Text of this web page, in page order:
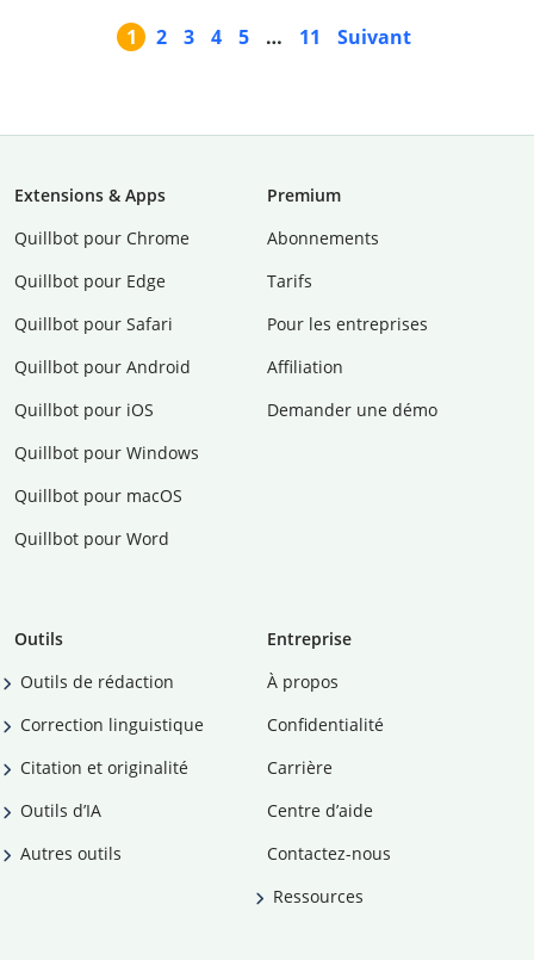
1 2 3 4 5 … 11 Suivant
Extensions & Apps
Quillbot pour Chrome
Quillbot pour Edge
Quillbot pour Safari
Quillbot pour Android
Quillbot pour iOS
Quillbot pour Windows
Quillbot pour macOS
Quillbot pour Word
Premium
Abonnements
Tarifs
Pour les entreprises
Affiliation
Demander une démo
Outils
Outils de rédaction
Correction linguistique
Citation et originalité
Outils d’IA
Autres outils
Entreprise
À propos
Confidentialité
Carrière
Centre d’aide
Contactez-nous
Ressources